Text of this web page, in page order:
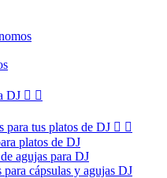
DJ  
para tus platos de DJ  
platos de DJ
agujas para DJ
para cápsulas y agujas DJ